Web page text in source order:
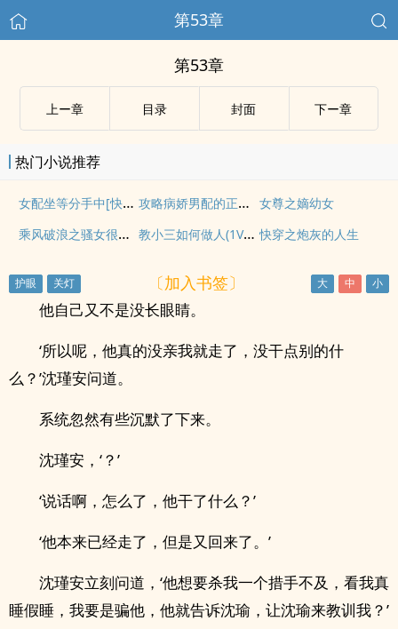
第53章
第53章
上ー章 目录 封面 下ー章
热门小说推荐
女配坐等分手中[快穿] 攻略病娇男配的正确方法 女尊之嫡幼女
乘风破浪之骚女很荡（高H，偷情禁忌） 教小三如何做人(1V1高H) 快穿之炮灰的人生
〔加入书签〕
他自己又不是没长眼睛。
‘所以呢，他真的没亲我就走了，没干点别的什
么？’沈瑾安问道。
系统忽然有些沉默了下来。
沈瑾安，‘？’
‘说话啊，怎么了，他干了什么？’
‘他本来已经走了，但是又回来了。’
沈瑾安立刻问道，‘他想要杀我一个措手不及，看我真
睡假睡，我要是骗他，他就告诉沈瑜，让沈瑜来教训我？’